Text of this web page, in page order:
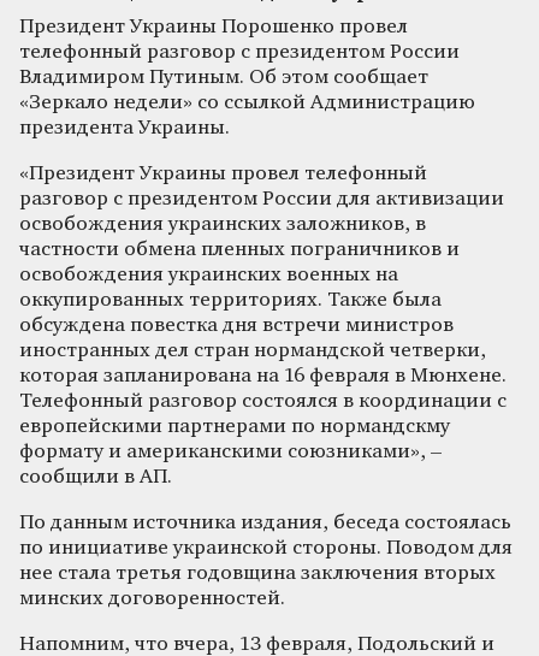
Президент Украины Порошенко провел
телефонный разговор с президентом России
Владимиром Путиным. Об этом сообщает
«Зеркало недели» со ссылкой Администрацию
президента Украины.
«Президент Украины провел телефонный
разговор с президентом России для активизации
освобождения украинских заложников, в
частности обмена пленных пограничников и
освобождения украинских военных на
оккупированных территориях. Также была
обсуждена повестка дня встречи министров
иностранных дел стран нормандской четверки,
которая запланирована на 16 февраля в Мюнхене.
Телефонный разговор состоялся в координации с
европейскими партнерами по нормандскму
формату и американскими союзниками», –
сообщили в АП.
По данным источника издания, беседа состоялась
по инициативе украинской стороны. Поводом для
нее стала третья годовщина заключения вторых
минских договоренностей.
Напомним, что вчера, 13 февраля, Подольский и